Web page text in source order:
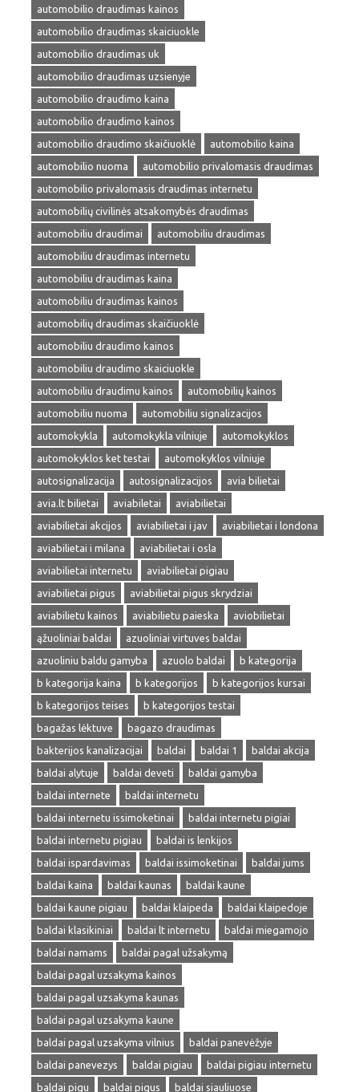
automobilio draudimas kainos
automobilio draudimas skaiciuokle
automobilio draudimas uk
automobilio draudimas uzsienyje
automobilio draudimo kaina
automobilio draudimo kainos
automobilio draudimo skaičiuoklė
automobilio kaina
automobilio nuoma
automobilio privalomasis draudimas
automobilio privalomasis draudimas internetu
automobilių civilinės atsakomybės draudimas
automobiliu draudimai
automobiliu draudimas
automobiliu draudimas internetu
automobiliu draudimas kaina
automobiliu draudimas kainos
automobilių draudimas skaičiuoklė
automobiliu draudimo kainos
automobiliu draudimo skaiciuokle
automobiliu draudimu kainos
automobilių kainos
automobiliu nuoma
automobiliu signalizacijos
automokykla
automokykla vilniuje
automokyklos
automokyklos ket testai
automokyklos vilniuje
autosignalizacija
autosignalizacijos
avia bilietai
avia.lt bilietai
aviabiletai
aviabilietai
aviabilietai akcijos
aviabilietai i jav
aviabilietai i londona
aviabilietai i milana
aviabilietai i osla
aviabilietai internetu
aviabilietai pigiau
aviabilietai pigus
aviabilietai pigus skrydziai
aviabilietu kainos
aviabilietu paieska
aviobilietai
ąžuoliniai baldai
azuoliniai virtuves baldai
azuoliniu baldu gamyba
azuolo baldai
b kategorija
b kategorija kaina
b kategorijos
b kategorijos kursai
b kategorijos teises
b kategorijos testai
bagažas lėktuve
bagazo draudimas
bakterijos kanalizacijai
baldai baldai 1
baldai akcija
baldai alytuje
baldai deveti
baldai gamyba
baldai internete
baldai internetu
baldai internetu issimoketinai
baldai internetu pigiai
baldai internetu pigiau
baldai is lenkijos
baldai ispardavimas
baldai issimoketinai
baldai jums
baldai kaina
baldai kaunas
baldai kaune
baldai kaune pigiau
baldai klaipeda
baldai klaipedoje
baldai klasikiniai
baldai lt internetu
baldai miegamojo
baldai namams
baldai pagal užsakymą
baldai pagal uzsakyma kainos
baldai pagal uzsakyma kaunas
baldai pagal uzsakyma kaune
baldai pagal uzsakyma vilnius
baldai panevėžyje
baldai panevezys
baldai pigiau
baldai pigiau internetu
baldai pigu
baldai pigus baldai siauliuose